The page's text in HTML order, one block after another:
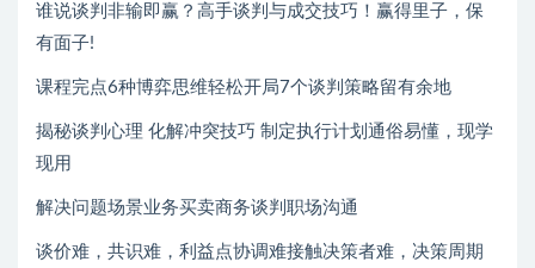
谁说谈判非输即赢？高手谈判与成交技巧！赢得里子，保
有面子!
课程完点6种博弈思维轻松开局7个谈判策略留有余地
揭秘谈判心理 化解冲突技巧 制定执行计划通俗易懂，现学
现用
解决问题场景业务买卖商务谈判职场沟通
谈价难，共识难，利益点协调难接触决策者难，决策周期